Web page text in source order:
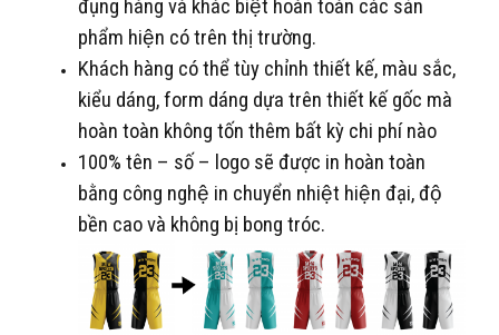
đụng hàng và khác biệt hoàn toàn các sản
phẩm hiện có trên thị trường.
Khách hàng có thể tùy chỉnh thiết kế, màu sắc,
kiểu dáng, form dáng dựa trên thiết kế gốc mà
hoàn toàn không tốn thêm bất kỳ chi phí nào
100% tên – số – logo sẽ được in hoàn toàn
bằng công nghệ in chuyển nhiệt hiện đại, độ
bền cao và không bị bong tróc.